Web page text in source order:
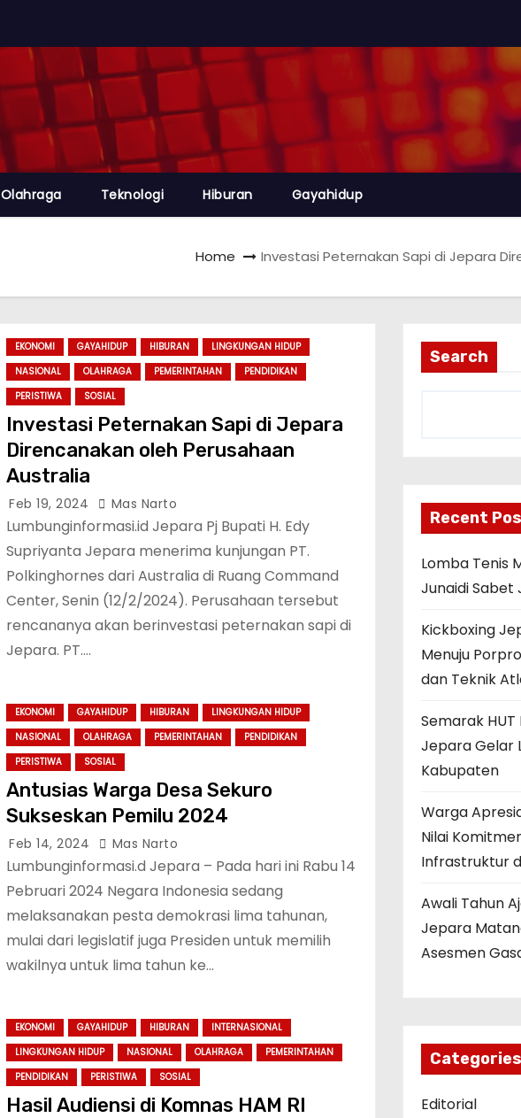
Olahraga Teknologi Hiburan Gayahidup
Home Investasi Peternakan Sapi di Jepara
EKONOMI GAYAHIDUP HIBURAN
LINGKUNGAN HIDUP
NASIONAL
OLAHRAGA PEMERINTAHAN
PENDIDIKAN
PERISTIWA
SOSIAL
Investasi Peternakan Sapi di Jepara
Direncanakan oleh Perusahaan
Australia
Feb 19, 2024 Mas Narto
Lumbunginformasi.id Jepara Pj Bupati H. Edy
Supriyanta Jepara menerima kunjungan PT.
Polkinghornes dari Australia di Ruang Command
Center, Senin (12/2/2024). Perusahaan tersebut
rencananya akan berinvestasi peternakan sapi di
Jepara. PT.…
EKONOMI GAYAHIDUP HIBURAN
LINGKUNGAN HIDUP
NASIONAL
OLAHRAGA PEMERINTAHAN
PENDIDIKAN
PERISTIWA
SOSIAL
Antusias Warga Desa Sekuro
Sukseskan Pemilu 2024
Feb 14, 2024 Mas Narto
Lumbunginformasi.d Jepara – Pada hari ini Rabu 14
Pebruari 2024 Negara Indonesia sedang
melaksanakan pesta demokrasi lima tahunan,
mulai dari legislatif juga Presiden untuk memilih
wakilnya untuk lima tahun ke…
EKONOMI GAYAHIDUP HIBURAN
INTERNASIONAL
LINGKUNGAN HIDUP
NASIONAL OLAHRAGA
PEMERINTAHAN
PENDIDIKAN
PERISTIWA SOSIAL
Hasil Audiensi di Komnas HAM RI
Search
Recent
Lomba Tenis
Junaidi Sabet
Kickboxing
Menuju
dan Teknik
Semarak HUT
Jepara Gelar
Kabupaten
Warga
Nilai
Infrastruktur
Awali Tahun
Jepara
Asesmen
Categories
Editorial